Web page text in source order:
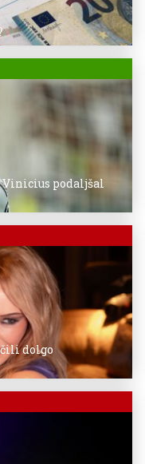
podaljšal
dolgo